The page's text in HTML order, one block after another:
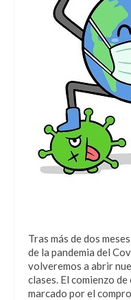
Tras más de dos
de la pandemia del
volveremos a abrir
clases. El comienzo
marcado por el